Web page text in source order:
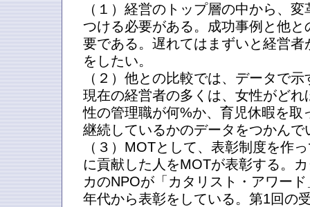
（１）経営のトップ層の中から、
つける必要がある。成功事例と他
要である。遅れてはまずいと経営
をしたい。
（２）他との比較では、データで
現在の経営者の多くは、女性がど
性の管理職が何%か、育児休暇を取
継続しているかのデータをつかんで
（３）MOTとして、表彰制度を作
に貢献した人をMOTが表彰する。
カのNPOが「カタリスト・アワー
年代から表彰をしている。第1回の